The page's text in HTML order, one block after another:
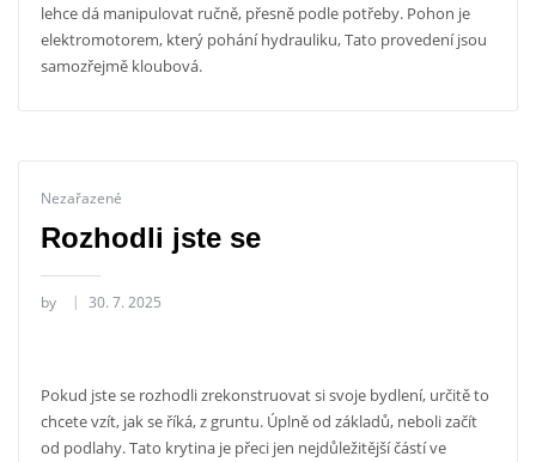
lehce dá manipulovat ručně, přesně podle potřeby. Pohon je
elektromotorem, který pohání hydrauliku, Tato provedení jsou
samozřejmě kloubová.
Nezařazené
Rozhodli jste se
by 30. 7. 2025
Pokud jste se rozhodli zrekonstruovat si svoje bydlení, určitě to
chcete vzít, jak se říká, z gruntu. Úplně od základů, neboli začít
od podlahy. Tato krytina je přeci jen nejdůležitější částí ve